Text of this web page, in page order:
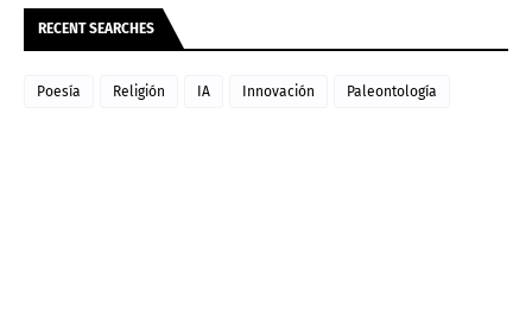
RECENT SEARCHES
Poesía Religión IA Innovación Paleontología